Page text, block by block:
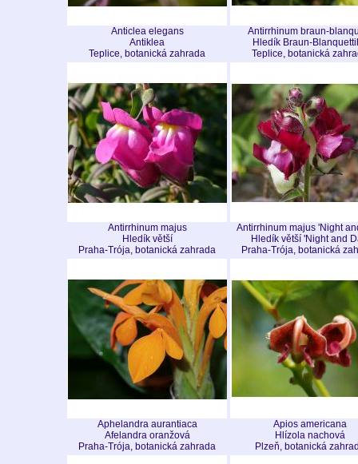
Anticlea elegans
Antiklea
Teplice, botanická zahrada
Antirrhinum braun-
Hledík Braun-
Teplice, botanická
Antirrhinum majus
Hledík větší
Praha-Trója, botanická zahrada
Antirrhinum majus 'Night
Hledík větší 'Night and
Praha-Trója, botanická
Aphelandra aurantiaca
Afelandra oranžová
Praha-Trója, botanická zahrada
Apios americana
Hlízola nachová
Plzeň, botanická